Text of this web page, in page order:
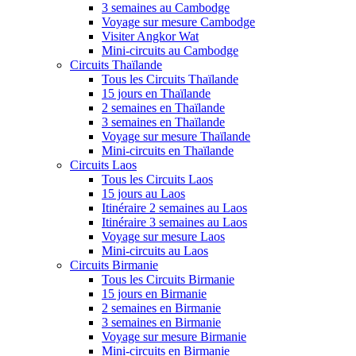
3 semaines au Cambodge
Voyage sur mesure Cambodge
Visiter Angkor Wat
Mini-circuits au Cambodge
Circuits Thaïlande
Tous les Circuits Thaïlande
15 jours en Thaïlande
2 semaines en Thaïlande
3 semaines en Thaïlande
Voyage sur mesure Thaïlande
Mini-circuits en Thaïlande
Circuits Laos
Tous les Circuits Laos
15 jours au Laos
Itinéraire 2 semaines au Laos
Itinéraire 3 semaines au Laos
Voyage sur mesure Laos
Mini-circuits au Laos
Circuits Birmanie
Tous les Circuits Birmanie
15 jours en Birmanie
2 semaines en Birmanie
3 semaines en Birmanie
Voyage sur mesure Birmanie
Mini-circuits en Birmanie